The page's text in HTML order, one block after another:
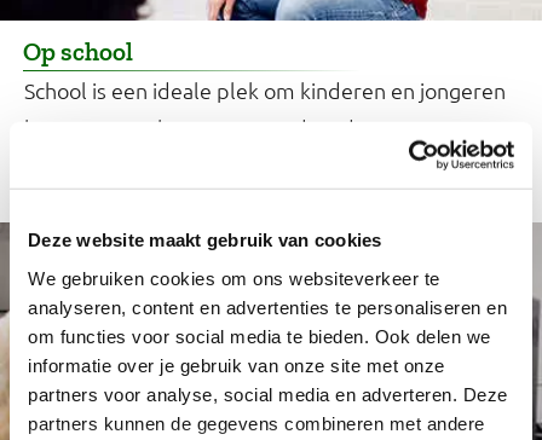
Deze website maakt gebruik van cookies
We gebruiken cookies om ons websiteverkeer te
analyseren, content en advertenties te personaliseren en
om functies voor social media te bieden. Ook delen we
informatie over je gebruik van onze site met onze
partners voor analyse, social media en adverteren. Deze
partners kunnen de gegevens combineren met andere
Op school
School is een ideale plek om kinderen en jongeren
bewust te maken van gezond en duurzaam eten.